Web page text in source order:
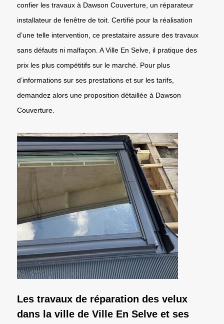
confier les travaux à Dawson Couverture, un réparateur
installateur de fenêtre de toit. Certifié pour la réalisation
d’une telle intervention, ce prestataire assure des travaux
sans défauts ni malfaçon. A Ville En Selve, il pratique des
prix les plus compétitifs sur le marché. Pour plus
d’informations sur ses prestations et sur les tarifs,
demandez alors une proposition détaillée à Dawson
Couverture.
Les travaux de réparation des velux
dans la ville de Ville En Selve et ses